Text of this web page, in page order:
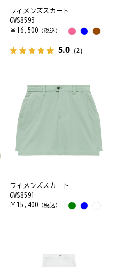
ウィメンズスカート
GWS8593
￥ 16,500 （税込）
5.0（2）
ウィメンズスカート
GWS8591
￥ 15,400 （税込）